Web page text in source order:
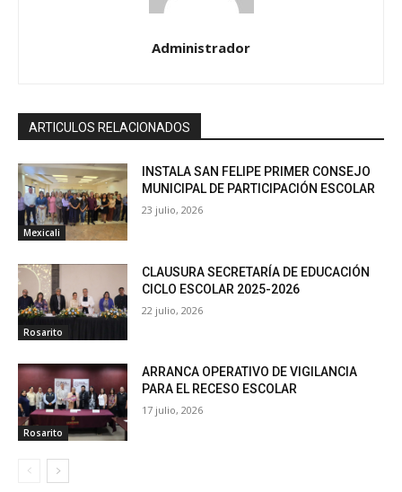
Administrador
ARTICULOS RELACIONADOS
Mexicali
INSTALA SAN FELIPE PRIMER CONSEJO
MUNICIPAL DE PARTICIPACIÓN ESCOLAR
23 julio, 2026
Rosarito
CLAUSURA SECRETARÍA DE EDUCACIÓN
CICLO ESCOLAR 2025-2026
22 julio, 2026
Rosarito
ARRANCA OPERATIVO DE VIGILANCIA
PARA EL RECESO ESCOLAR
17 julio, 2026